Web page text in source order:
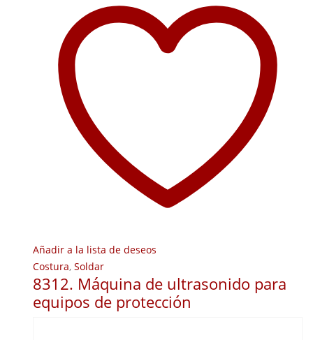
Añadir a la lista de deseos
Costura, Soldar
8312. Máquina de ultrasonido para
equipos de protección